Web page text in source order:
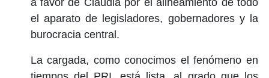
a favor de Claudia por el alineamiento de todo
el aparato de legisladores, gobernadores y la
burocracia central.
La cargada, como conocimos el fenómeno en